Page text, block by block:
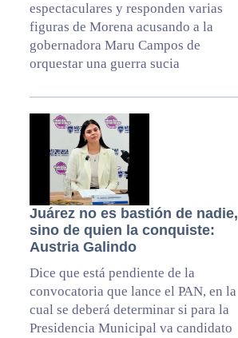
espectaculares y responden varias
figuras de Morena acusando a la
gobernadora Maru Campos de
orquestar una guerra sucia
Juárez no es bastión de nadie,
sino de quien la conquiste:
Austria Galindo
Dice que está pendiente de la
convocatoria que lance el PAN, en la
cual se deberá determinar si para la
Presidencia Municipal va candidato